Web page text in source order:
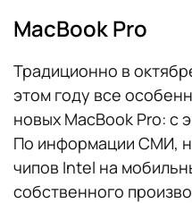
MacBook Pro
Традиционно в
этом году все
новых MacBook Pro: с
По информации СМИ,
чипов Intel на
собственного